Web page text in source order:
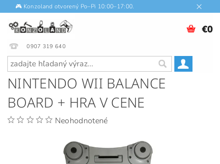
🎮 Konzoland otvorený Po–Pi 10:00–17:00.
0907 319 640
€0
NINTENDO WII BALANCE
BOARD + HRA V CENE
Neohodnotené